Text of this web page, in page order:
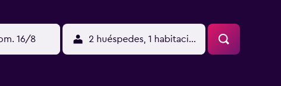
16/8 2 huéspedes, 1 habitación